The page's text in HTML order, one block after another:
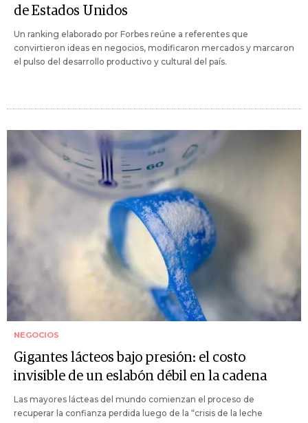
de Estados Unidos
Un ranking elaborado por Forbes reúne a referentes que
convirtieron ideas en negocios, modificaron mercados y marcaron
el pulso del desarrollo productivo y cultural del país.
NEGOCIOS
Gigantes lácteos bajo presión: el costo
invisible de un eslabón débil en la cadena
Las mayores lácteas del mundo comienzan el proceso de
recuperar la confianza perdida luego de la “crisis de la leche